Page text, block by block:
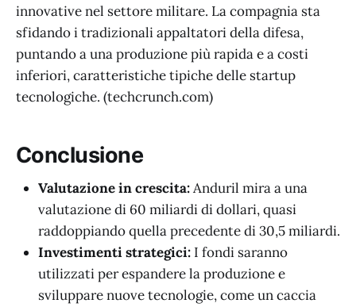
innovative nel settore militare. La compagnia sta
sfidando i tradizionali appaltatori della difesa,
puntando a una produzione più rapida e a costi
inferiori, caratteristiche tipiche delle startup
tecnologiche. (techcrunch.com)
Conclusione
Valutazione in crescita:Anduril mira a una
valutazione di 60 miliardi di dollari, quasi
raddoppiando quella precedente di 30,5 miliardi.
Investimenti strategici: I fondi saranno
utilizzati per espandere la produzione e
sviluppare nuove tecnologie, come un caccia